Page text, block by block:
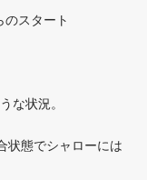
スタート
な状況。
状態でシャローには